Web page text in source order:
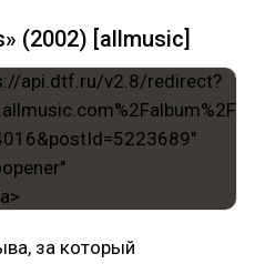
(2002) [allmusic]
за который